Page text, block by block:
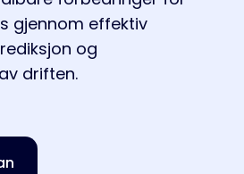
gjennom effektiv
og
driften.